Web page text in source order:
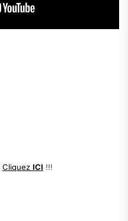
Cliquez ICI !!!